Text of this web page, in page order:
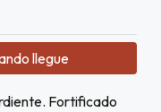
llegue
Fortificado